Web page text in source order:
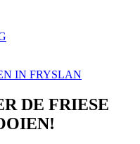
IN FRYSLAN
DE FRIESE